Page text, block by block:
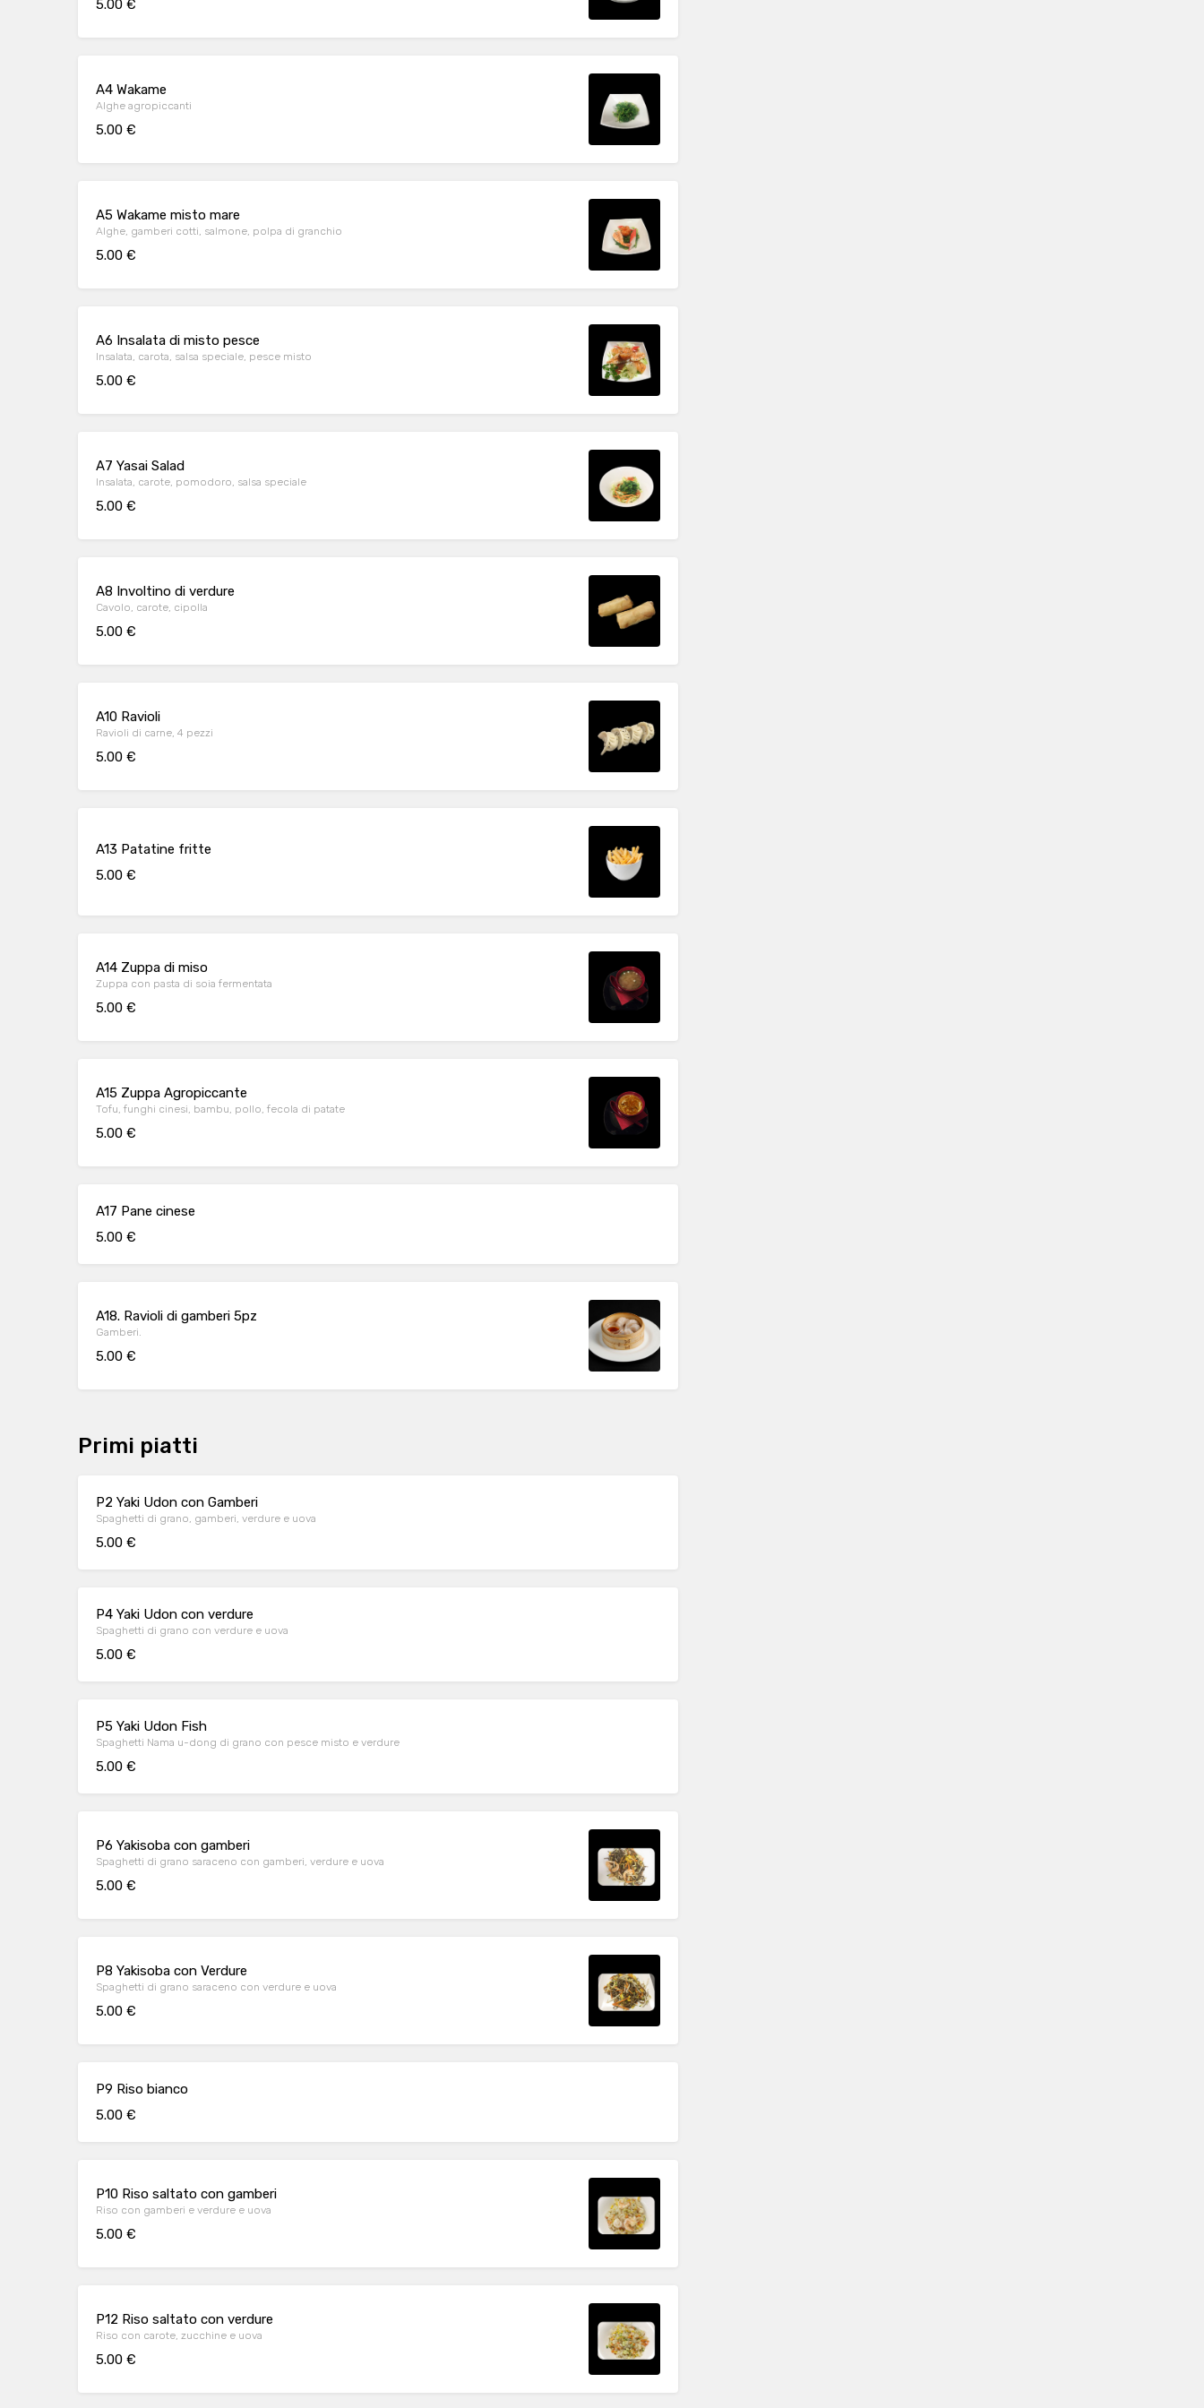
5.00 €
A4 Wakame
Alghe agropiccanti
5.00 €
A5 Wakame misto mare
Alghe, gamberi cotti, salmone, polpa di granchio
5.00 €
A6 Insalata di misto pesce
Insalata, carota, salsa speciale, pesce misto
5.00 €
A7 Yasai Salad
Insalata, carote, pomodoro, salsa speciale
5.00 €
A8 Involtino di verdure
Cavolo, carote, cipolla
5.00 €
A10 Ravioli
Ravioli di carne, 4 pezzi
5.00 €
A13 Patatine fritte
5.00 €
A14 Zuppa di miso
Zuppa con pasta di soia fermentata
5.00 €
A15 Zuppa Agropiccante
Tofu, funghi cinesi, bambu, pollo, fecola di patate
5.00 €
A17 Pane cinese
5.00 €
A18. Ravioli di gamberi 5pz
Gamberi.
5.00 €
Primi piatti
P2 Yaki Udon con Gamberi
Spaghetti di grano, gamberi, verdure e uova
5.00 €
P4 Yaki Udon con verdure
Spaghetti di grano con verdure e uova
5.00 €
P5 Yaki Udon Fish
Spaghetti Nama u-dong di grano con pesce misto e verdure
5.00 €
P6 Yakisoba con gamberi
Spaghetti di grano saraceno con gamberi, verdure e uova
5.00 €
P8 Yakisoba con Verdure
Spaghetti di grano saraceno con verdure e uova
5.00 €
P9 Riso bianco
5.00 €
P10 Riso saltato con gamberi
Riso con gamberi e verdure e uova
5.00 €
P12 Riso saltato con verdure
Riso con carote, zucchine e uova
5.00 €